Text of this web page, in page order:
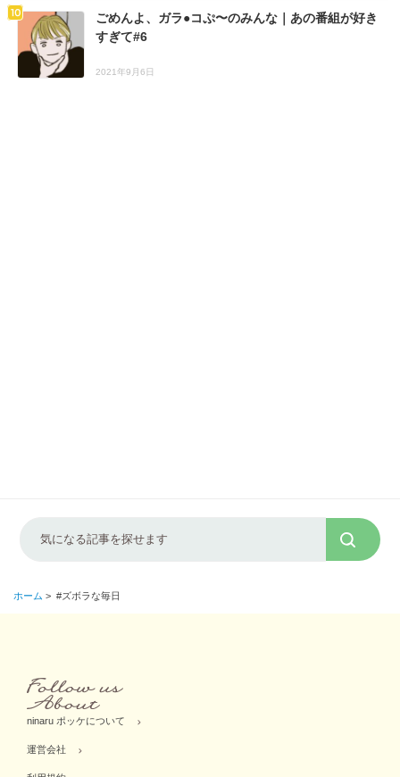
ごめんよ、ガラ●コぷ〜のみんな｜あの番組が好き
すぎて#6
2021年9月6日
ホーム > #ズボラな毎日
ninaru ポッケについて
運営会社